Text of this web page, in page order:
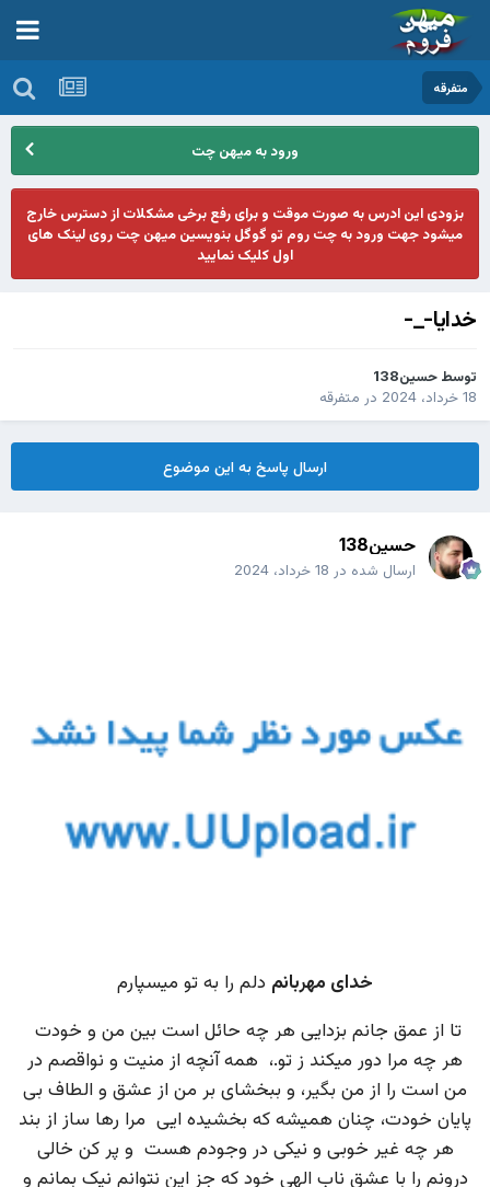
متفرقه
ورود به میهن چت
بزودی این ادرس به صورت موقت و برای رفع برخی مشکلات از دسترس خارج
میشود جهت ورود به چت روم تو گوگل بنویسین میهن چت روی لینک های
اول کلیک نمایید
خدایا-_-
توسط حسین138
18 خرداد، 2024
در متفرقه
ارسال پاسخ به این موضوع
حسین138
ارسال شده در 18 خرداد، 2024
خدای مهربانمدلم را به تو میسپارم
تا از عمق جانم بزدایی هر چه حائل است بین من و خودت
هر چه مرا دور میکند ز تو.، همه آنچه از منیت و نواقصم در
من است را از من بگیر، و ببخشای بر من از عشق و الطاف بی
پایان خودت، چنان همیشه که بخشیده ایی مرا رها ساز از بند
هر چه غیر خوبی و نیکی در وجودم هست و پر کن خالی
درونم را با عشق ناب الهی خود که جز این نتوانم نیک بمانم و